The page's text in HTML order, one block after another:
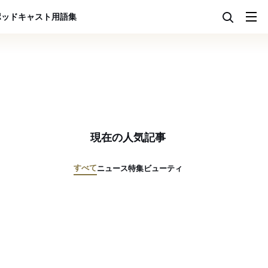
ドキャスト用語集
現在の人気記事
すべてニュース特集ビューティ